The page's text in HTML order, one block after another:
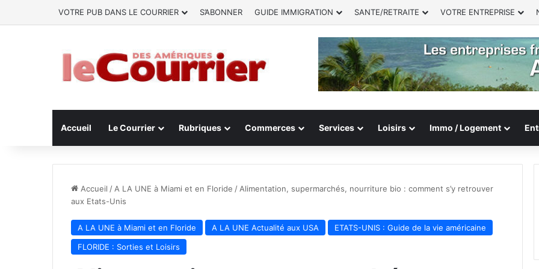
VOTRE PUB DANS LE COURRIER S’ABONNER GUIDE IMMIGRATION SANTE/RETRAITE VOTRE ENTREPRISE
Accueil Le Courrier Rubriques Commerces Services Loisirs Immo / Logement
Accueil / A LA UNE à Miami et en Floride / Alimentation, supermarchés, nourriture bio : comment s’y retrouver
aux Etats-Unis
A LA UNE à Miami et en Floride A LA UNE Actualité aux USA
ETATS-UNIS : Guide de la vie américaine
FLORIDE : Sorties et Loisirs